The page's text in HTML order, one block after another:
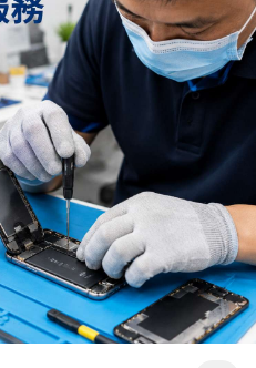
đổ vào sàn giao dịch tập
#phienau #btcmempool